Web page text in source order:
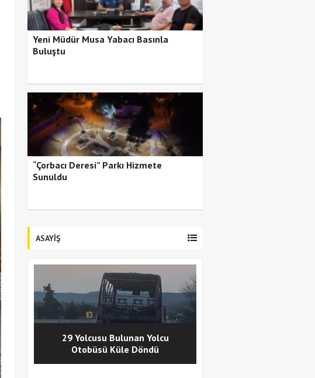
Yeni Müdür Musa Yabacı Basınla
Buluştu
“Çorbacı Deresi” Parkı Hizmete
Sunuldu
ASAYİŞ
29 Yolcusu Bulunan Yolcu
Otobüsü Küle Döndü